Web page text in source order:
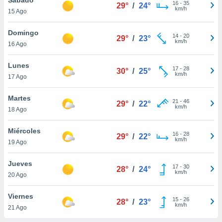
y
en
más
de
15 Ago
29° / 24° 16- 35
km/h
Domingo
16 Ago
29° / 23° 14- 20
km/h
Lunes
17 Ago
30° / 25° 17- 28
km/h
Martes
18 Ago
29° / 22° 21 - 46
km/h
Miércoles
19 Ago
29° / 22° 16- 28
km/h
Jueves
20 Ago
28° / 24° 17- 30
km/h
Viernes
21 Ago
28° / 23° 15- 26
km/h